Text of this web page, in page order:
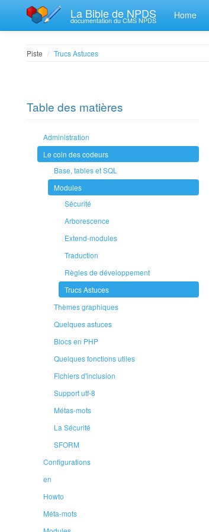
La Bible de NPDS
documentation du CMS NPDS Home
Piste Trucs Astuces
Table des matières
Administration
Le coin des codeurs
Base, tables et SQL
Modules
Sécurité
Arborescence
Extend-modules
Traduction
Règles de développement
Trucs Astuces
Thèmes graphiques
Quelques astuces
Blocs en PHP
Quelques fonctions utiles
Fichiers d'inclusion
Support utf-8
Métas-mots
La Sécurité
SFORM
Configurations
en
Howto
Méta-mots